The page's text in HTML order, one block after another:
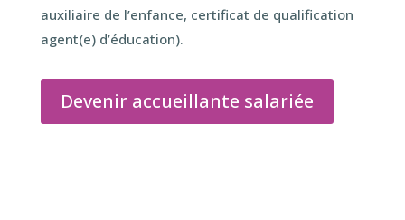
auxiliaire de l’enfance, certificat de qualification
agent(e) d’éducation).
Devenir accueillante salariée